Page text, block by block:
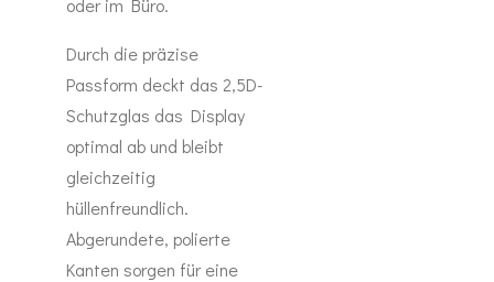
oder im Büro.
Durch die präzise
Passform deckt das 2,5D-
Schutzglas das Display
optimal ab und bleibt
gleichzeitig
hüllenfreundlich.
Abgerundete, polierte
Kanten sorgen für eine